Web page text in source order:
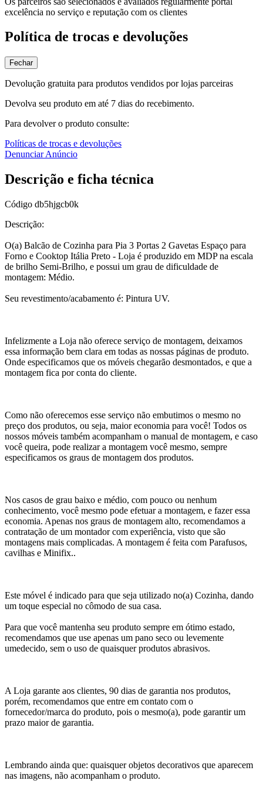
excelência no serviço e reputação com os clientes
Política de trocas e devoluções
Fechar
Devolução gratuita para produtos vendidos por lojas parceiras
Devolva seu produto em até 7 dias do recebimento.
Para devolver o produto consulte:
Políticas de trocas e devoluções
Denunciar Anúncio
Descrição e ficha técnica
Código db5hjgcb0k
Descrição:
O(a) Balcão de Cozinha para Pia 3 Portas 2 Gavetas Espaço para
Forno e Cooktop Itália Preto - Loja é produzido em MDP na escala
de brilho Semi-Brilho, e possui um grau de dificuldade de
montagem: Médio.
Seu revestimento/acabamento é: Pintura UV.
Infelizmente a Loja não oferece serviço de montagem, deixamos
essa informação bem clara em todas as nossas páginas de produto.
Onde especificamos que os móveis chegarão desmontados, e que a
montagem fica por conta do cliente.
Como não oferecemos esse serviço não embutimos o mesmo no
preço dos produtos, ou seja, maior economia para você! Todos os
nossos móveis também acompanham o manual de montagem, e caso
você queira, pode realizar a montagem você mesmo, sempre
especificamos os graus de montagem dos produtos.
Nos casos de grau baixo e médio, com pouco ou nenhum
conhecimento, você mesmo pode efetuar a montagem, e fazer essa
economia. Apenas nos graus de montagem alto, recomendamos a
contratação de um montador com experiência, visto que são
montagens mais complicadas. A montagem é feita com Parafusos,
cavilhas e Minifix..
Este móvel é indicado para que seja utilizado no(a) Cozinha, dando
um toque especial no cômodo de sua casa.
Para que você mantenha seu produto sempre em ótimo estado,
recomendamos que use apenas um pano seco ou levemente
umedecido, sem o uso de quaisquer produtos abrasivos.
A Loja garante aos clientes, 90 dias de garantia nos produtos,
porém, recomendamos que entre em contato com o
fornecedor/marca do produto, pois o mesmo(a), pode garantir um
prazo maior de garantia.
Lembrando ainda que: quaisquer objetos decorativos que aparecem
nas imagens, não acompanham o produto.